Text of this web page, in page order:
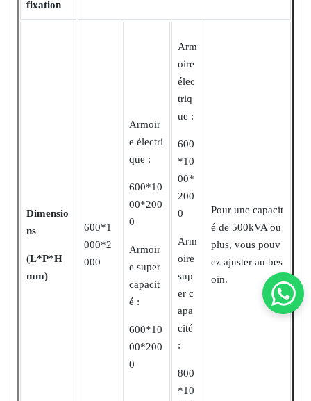
fixation
Dimensio
ns
(L*P*H
mm)
600*1
000*2
000
Armoir
e électri
que :
600*10
00*200
0
Armoir
e super
capacit
é :
600*10
00*200
0
Arm
oire
élec
triq
ue :
600
*10
00*
200
0
Arm
oire
sup
er c
apa
cité
:
800
*10
Pour une capacit
é de 500kVA ou
plus, vous pouv
ez ajuster au bes
oin.